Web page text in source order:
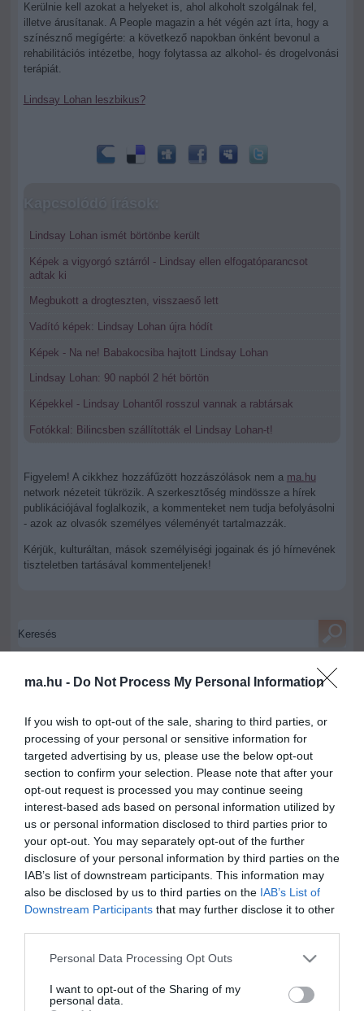
ma.hu - Do Not Process My Personal Information
If you wish to opt-out of the sale, sharing to third parties, or
processing of your personal or sensitive information for
targeted advertising by us, please use the below opt-out
section to confirm your selection. Please note that after your
opt-out request is processed you may continue seeing
interest-based ads based on personal information utilized by
us or personal information disclosed to third parties prior to
your opt-out. You may separately opt-out of the further
disclosure of your personal information by third parties on the
IAB’s list of downstream participants. This information may
also be disclosed by us to third parties on the IAB’s List of
Downstream Participants that may further disclose it to other
Please note that this website/app uses one or more Google
not limited to your visit or usage behaviour. You may click to
grant or deny consent to Google and its third-party tags to
Personal Data Processing Opt Outs
I want to opt-out of the Sharing of my
personal data.
Kerülnie kell azokat a helyeket is, ahol alkoholt szolgálnak fel,
illetve árusítanak. A People magazin a hét végén azt írta, hogy a
színésznő megígérte: a következő napokban önként bevonul a
rehabilitációs intézetbe, hogy folytassa az alkohol- és drogelvonási
terápiát.
Lindsay Lohan leszbikus?
Kapcsolódó írások:
Lindsay Lohan ismét börtönbe került
Képek a vigyorgó sztárról - Lindsay ellen elfogatóparancsot
adtak ki
Megbukott a drogteszten, visszaeső lett
Vadító képek: Lindsay Lohan újra hódít
Képek - Na ne! Babakocsiba hajtott Lindsay Lohan
Lindsay Lohan: 90 napból 2 hét börtön
Képekkel - Lindsay Lohantől rosszul vannak a rabtársak
Fotókkal: Bilincsben szállították el Lindsay Lohan-t!
Figyelem! A cikkhez hozzáfűzött hozzászólások nem a ma.hu
network nézeteit tükrözik. A szerkesztőség mindössze a hírek
publikációjával foglalkozik, a kommenteket nem tudja befolyásolni
- azok az olvasók személyes véleményét tartalmazzák.
Kérjük, kulturáltan, mások személyiségi jogainak és jó hírnevének
tiszteletben tartásával kommenteljenek!
ma.hu legfrissebb hírei:
miatt most láthatóvá váltak a mederben rejtőző roncsok
10:40
Vitézy Dávid: háromszor annyian utaznak a komlói
vonalon, mint korábban a pótlóbuszokon
Vitézy Dávid: 2,3 milliárd forint került vissza az államhoz
egy útdíjrendszeres ügylet felülvizsgálata után
Saját életét is kockára tette a magyar erdész, hogy
megállítsa a tüzet
20:20
Második világháborús MG-42 géppuskát emeltek ki a
Dunából - a rendőrség lefoglalta
18:19
A Miniszterelnökség felmondta a Lounge Eventtel kötött
keretszerződését
16:21 Megérkezett az eső a Duna vízgyűjtőjére
Nem is olyan egészséges a népszerű banán?